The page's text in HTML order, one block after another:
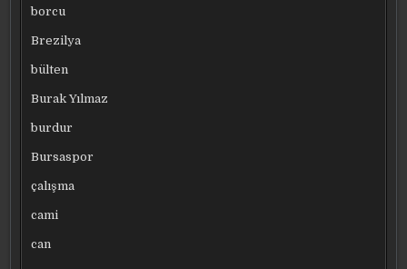
borcu
Brezilya
bülten
Burak Yılmaz
burdur
Bursaspor
çalışma
cami
can